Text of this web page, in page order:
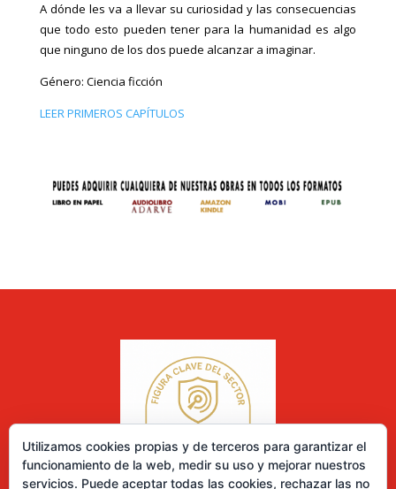
A dónde les va a llevar su curiosidad y las consecuencias
que todo esto pueden tener para la humanidad es algo
que ninguno de los dos puede alcanzar a imaginar.
Género: Ciencia ficción
LEER PRIMEROS CAPÍTULOS
Utilizamos cookies propias y de terceros para garantizar el
funcionamiento de la web, medir su uso y mejorar nuestros
servicios. Puede aceptar todas las cookies, rechazar las no